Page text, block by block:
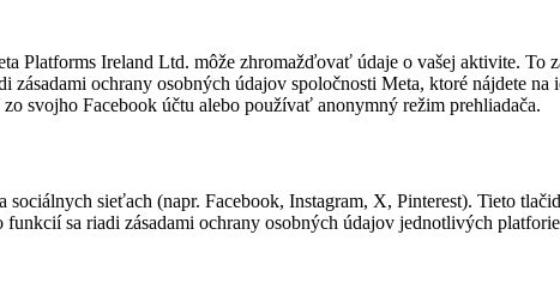
Platforms Ireland Ltd. môže zhromažďovať údaje o vašej aktivite. To
ochrany osobných údajov spoločnosti Meta, ktoré nájdete
svojho Facebook účtu alebo používať anonymný režim prehliadača.
sieťach (napr. Facebook, Instagram, X, Pinterest). Tieto
sa riadi zásadami ochrany osobných údajov jednotlivých